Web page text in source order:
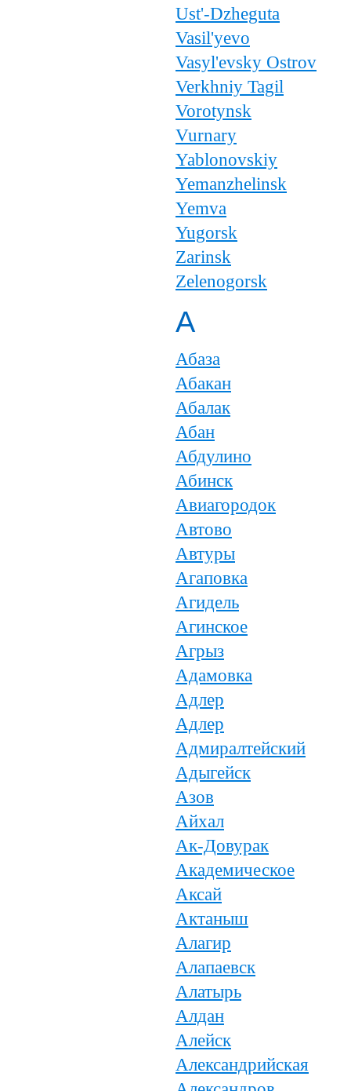
Ust'-Dzheguta
Vasil'yevo
Vasyl'evsky Ostrov
Verkhniy Tagil
Vorotynsk
Vurnary
Yablonovskiy
Yemanzhelinsk
Yemva
Yugorsk
Zarinsk
Zelenogorsk
А
Абаза
Абакан
Абалак
Абан
Абдулино
Абинск
Авиагородок
Автово
Автуры
Агаповка
Агидель
Агинское
Агрыз
Адамовка
Адлер
Адлер
Адмиралтейский
Адыгейск
Азов
Айхал
Ак-Довурак
Академическое
Аксай
Актаныш
Алагир
Алапаевск
Алатырь
Алдан
Алейск
Александрийская